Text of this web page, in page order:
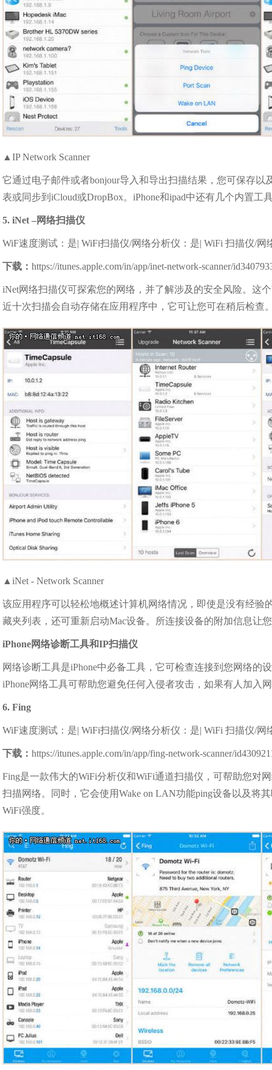
▲IP Network Scanner
它通过电子邮件或者bonjour导入和导出扫描结果，您可保存
表或同步到iCloud或DropBox。iPhone和ipad中还有几个内置工
5. iNet –网络扫描仪
WiF速度测试：是| WiFi扫描仪/网络分析仪：是| WiFi 扫描仪/
下载：https://itunes.apple.com/in/app/inet-network-scanner/
iNet网络扫描仪可探索您的网络，并了解涉及的安全风险。这
近十次扫描会自动存储在应用程序中，它可让您可在稍后检查
▲iNet - Network Scanner
该应用程序可以轻松地概述计算机网络情况，即使是没有经
藏夹列表，还可重新启动Mac设备。所连接设备的附加信息让
iPhone网络诊断工具和IP扫描仪
网络诊断工具是iPhone中必备工具，它可检查连接到您网络
iPhone网络工具可帮助您避免任何入侵者攻击，如果有人加入
6. Fing
WiF速度测试：是| WiFi扫描仪/网络分析仪：是| WiFi 扫描仪/
下载：https://itunes.apple.com/in/app/fing-network-scanner/
Fing是一款伟大的WiFi分析仪和WiFi通道扫描仪，可帮助您对
扫描网络。同时，它会使用Wake on LAN功能ping设备以及将
WiFi强度。